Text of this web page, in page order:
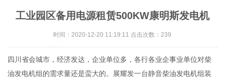
工业园区备用电源租赁500KW康明斯发电机
时间：2020-12-20 11:19:11 点击次数：239
四川省会城市，经济发达，企业单位多，各行各业企事业单位对柴
油发电机组的需求量还是蛮大的。展耀发一台静音柴油发电机组装